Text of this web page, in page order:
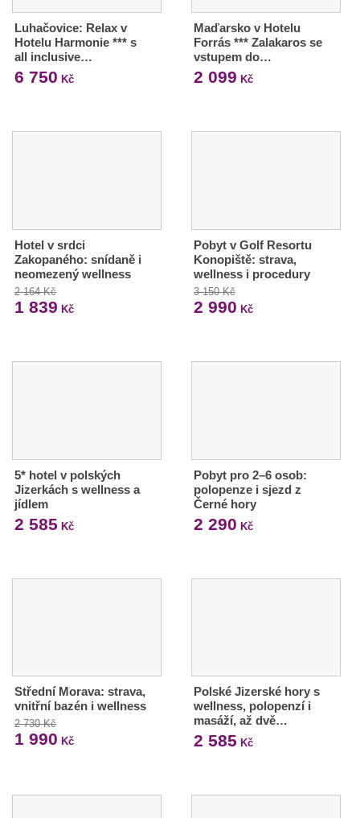
Luhačovice: Relax v
Hotelu Harmonie *** s
all inclusive…
6 750 Kč
Maďarsko v Hotelu
Forrás *** Zalakaros se
vstupem do…
2 099 Kč
Hotel v srdci
Zakopaného: snídaně i
neomezený wellness
2 164 Kč
1 839 Kč
Pobyt v Golf Resortu
Konopiště: strava,
wellness i procedury
3 150 Kč
2 990 Kč
5* hotel v polských
Jizerkách s wellness a
jídlem
2 585 Kč
Pobyt pro 2–6 osob:
polopenze i sjezd z
Černé hory
2 290 Kč
Střední Morava: strava,
vnitřní bazén i wellness
2 730 Kč
1 990 Kč
Polské Jizerské hory s
wellness, polopenzí i
masáží, až dvě…
2 585 Kč